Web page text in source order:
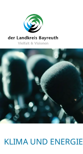
KLIMA UND ENERGIE